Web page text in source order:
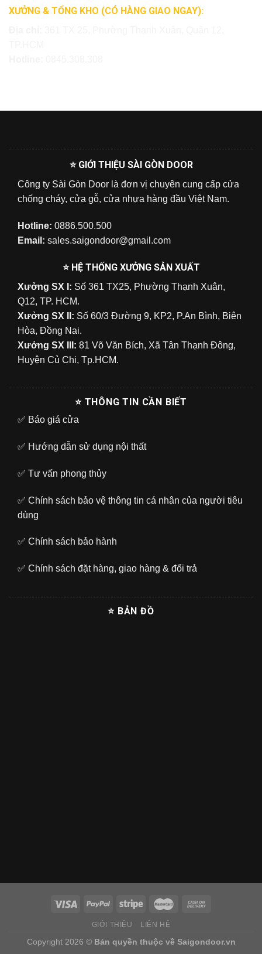
XƯỞNG & TỔNG KHO (CÓ HÀNG GIAO NGAY):
⭐ GIỚI THIỆU SÀI GÒN DOOR
Công ty Sài Gòn Door là đơn vị chuyên cung cấp cửa
chống cháy, cửa gỗ, cửa nhựa hàng đầu Việt Nam.
Hotline: 0886.500.500
Email: sales.saigondoor@gmail.com
⭐ HỆ THỐNG XƯỞNG SẢN XUẤT
Xưởng SX I: Số 361 TX25, Phường Thạnh Xuân,
Q12, TP. HCM.
Xưởng SX II: Số 60/3 Đường 9, KP2, P.An Bình, Biên
Hòa, Đồng Nai.
Xưởng SX III: 81 Võ Văn Bích, Xã Tân Thạnh Đông,
Huyện Củ Chi, Tp.HCM.
⭐ THÔNG TIN CẦN BIẾT
✅ Báo giá cửa
✅ Hướng dẫn sử dụng nội thất
✅ Tư vấn phong thủy
✅ Chính sách bảo vệ thông tin cá nhân của người tiêu
dùng
✅ Chính sách bảo hành
✅ Chính sách đặt hàng, giao hàng & đổi trả
⭐ BẢN ĐỒ
GIỚI THIỆU LIÊN HỆ
Copyright 2026 © Bản quyền thuộc về Saigondoor.vn